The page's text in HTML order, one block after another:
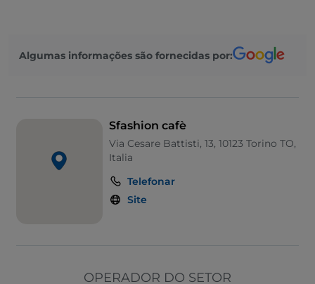
Algumas informações são fornecidas por:
Sfashion cafè
Via Cesare Battisti, 13, 10123 Torino TO,
Italia
Telefonar
Site
OPERADOR DO SETOR